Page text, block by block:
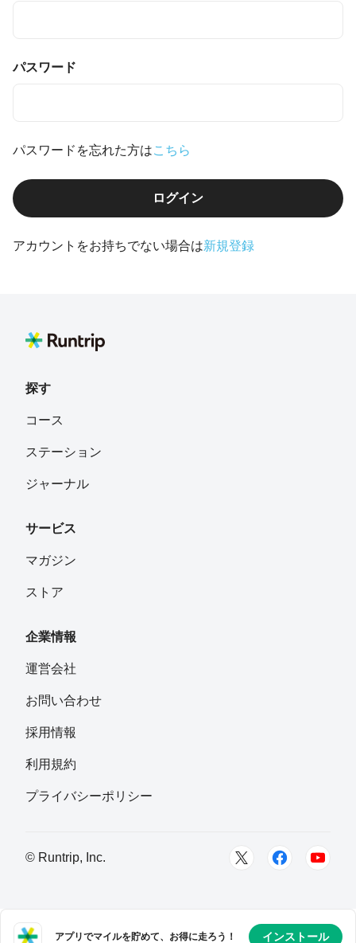
パスワード
パスワードを忘れた方はこちら
ログイン
アカウントをお持ちでない場合は新規登録
探す
コース
ステーション
ジャーナル
サービス
マガジン
ストア
企業情報
運営会社
お問い合わせ
採用情報
利用規約
プライバシーポリシー
© Runtrip, Inc.
アプリでマイルを貯めて、お得に走ろう！ インストール